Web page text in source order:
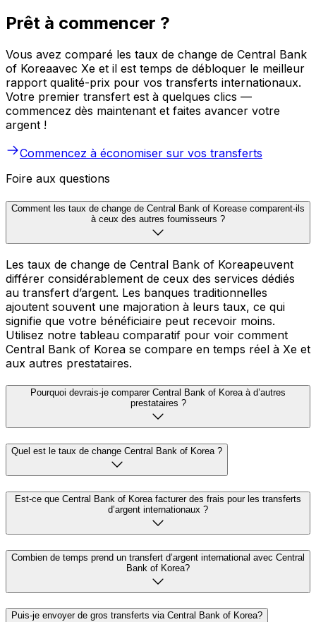
Prêt à commencer ?
Vous avez comparé les taux de change de Central Bank
of Koreaavec Xe et il est temps de débloquer le meilleur
rapport qualité-prix pour vos transferts internationaux.
Votre premier transfert est à quelques clics —
commencez dès maintenant et faites avancer votre
argent !
Commencez à économiser sur vos transferts
Foire aux questions
Comment les taux de change de Central Bank of Korease comparent-ils
à ceux des autres fournisseurs ?
Les taux de change de Central Bank of Koreapeuvent
différer considérablement de ceux des services dédiés
au transfert d’argent. Les banques traditionnelles
ajoutent souvent une majoration à leurs taux, ce qui
signifie que votre bénéficiaire peut recevoir moins.
Utilisez notre tableau comparatif pour voir comment
Central Bank of Korea se compare en temps réel à Xe et
aux autres prestataires.
Pourquoi devrais-je comparer Central Bank of Korea à d’autres
prestataires ?
Quel est le taux de change Central Bank of Korea ?
Est-ce que Central Bank of Korea facturer des frais pour les transferts
d’argent internationaux ?
Combien de temps prend un transfert d’argent international avec Central
Bank of Korea?
Puis-je envoyer de gros transferts via Central Bank of Korea?